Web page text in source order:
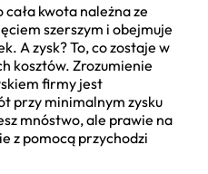
kwota należna ze
szerszym i obejmuje
A zysk? To, co zostaje w
kosztów. Zrozumienie
firmy jest
przy minimalnym zysku
mnóstwo, ale prawie na
z pomocą przychodzi